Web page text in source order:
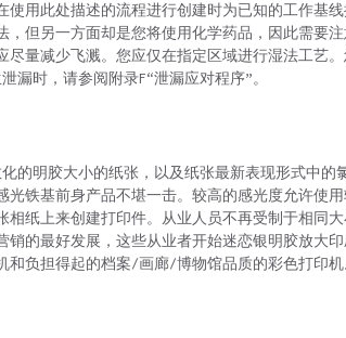
使用此处描述的流程进行创建时为已知的工作基
，但另一方面却是您将使用化学药品，因此需要注
尽量减少飞溅。您应仅在指定区域进行湿法工艺
漏时，请参阅附录F“泄漏应对程序”。
的明胶大小的纸张，以及纸张最新表现形式中的
光铁基前身产品不堪一击。较高的感光度允许使
相纸上来创建打印件。从业人员不再受制于相同
销的最好发展，这些从业者开始迷恋银明胶放大
和负担得起的档案/画廊/博物馆品质的彩色打印机